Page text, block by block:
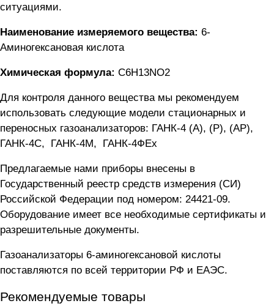
ситуациями.
Наименование измеряемого вещества: 6-
Аминогексановая кислота
Химическая формула: С6Н13NО2
Для контроля данного вещества мы рекомендуем
использовать следующие модели стационарных и
переносных газоанализаторов: ГАНК-4 (А), (Р), (АР),
ГАНК-4C, ГАНК-4М, ГАНК-4ФEx
Предлагаемые нами приборы внесены в
Государственный реестр средств измерения (СИ)
Российской Федерации под номером: 24421-09.
Оборудование имеет все необходимые сертификаты и
разрешительные документы.
Газоанализаторы 6-аминогексановой кислоты
поставляются по всей территории РФ и ЕАЭС.
Рекомендуемые товары